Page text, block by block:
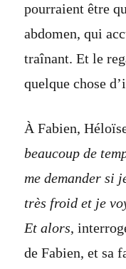
pourraient être
abdomen, qui
traînant. Et le
quelque chose
À Fabien,
beaucoup de
me demander si
très froid et je
Et alors,
de Fabien, et sa